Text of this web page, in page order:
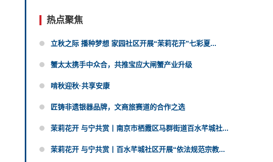
热点聚焦
立秋之际 播种梦想 家园社区开展“茉莉花开”七彩夏...
蟹太太携手中众合，共推宝应大闸蟹产业升级
啃秋迎秋·共享安康
匠铸非遗银器品牌，文商旅赛道的合作之选
茉莉花开 与宁共赏丨南京市栖霞区马群街道百水芊城社...
茉莉花开 与宁共赏丨百水芊城社区开展“依法规范宗教...